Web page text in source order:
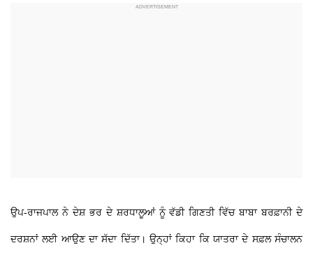
ਉਪ-ਰਾਜਪਾਲ ਨੇ ਦੇਸ਼ ਭਰ ਦੇ ਸ਼ਰਧਾਲੂਆਂ ਨੂੰ ਵੱਡੀ ਗਿਣਤੀ ਵਿੱਚ ਬਾਬਾ ਬਰਫ਼ਾਨੀ ਦੇ
ਦਰਸ਼ਨਾਂ ਲਈ ਆਉਣ ਦਾ ਸੱਦਾ ਦਿੱਤਾ। ਉਨ੍ਹਾਂ ਕਿਹਾ ਕਿ ਯਾਤਰਾ ਦੇ ਸਫ਼ਲ ਸੰਚਾਲਨ